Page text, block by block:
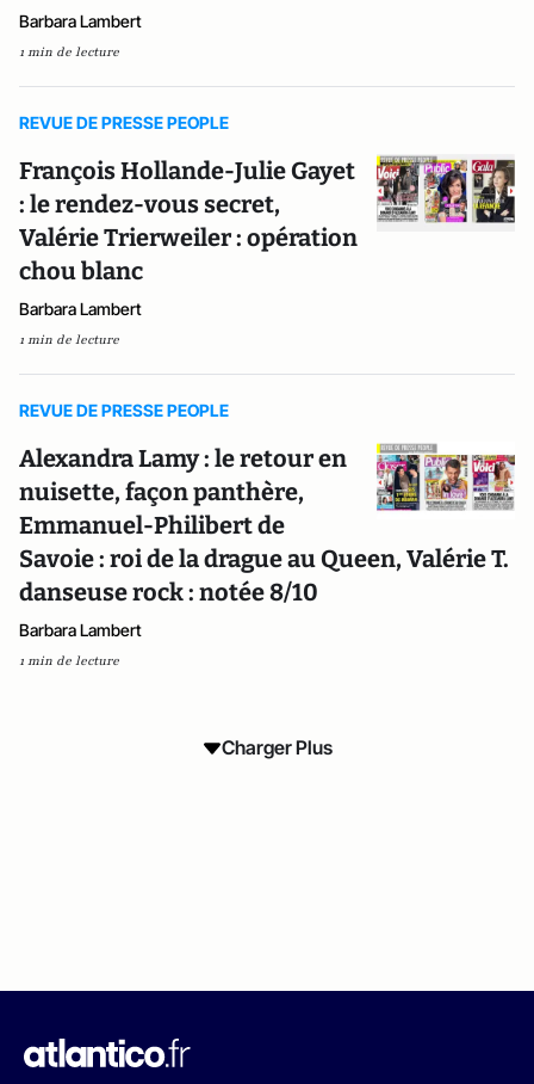
Barbara Lambert
1 min de lecture
REVUE DE PRESSE PEOPLE
François Hollande-Julie Gayet
: le rendez-vous secret,
Valérie Trierweiler : opération
chou blanc
Barbara Lambert
1 min de lecture
REVUE DE PRESSE PEOPLE
Alexandra Lamy : le retour en
nuisette, façon panthère,
Emmanuel-Philibert de
Savoie : roi de la drague au Queen, Valérie T.
danseuse rock : notée 8/10
Barbara Lambert
1 min de lecture
Charger Plus